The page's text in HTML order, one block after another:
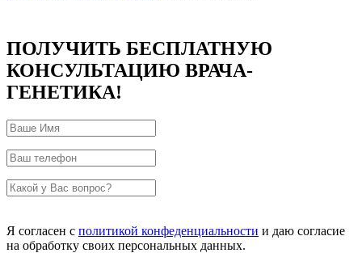
ПОЛУЧИТЬ БЕСПЛАТНУЮ
КОНСУЛЬТАЦИЮ ВРАЧА-
ГЕНЕТИКА!
Я согласен с политикой конфеденциальности и даю согласие
на обработку своих персональных данных.